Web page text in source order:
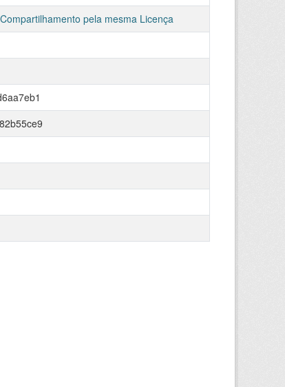
pela mesma Licença